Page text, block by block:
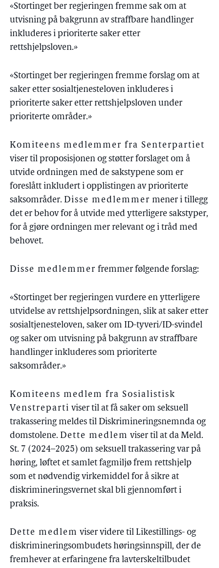
«Stortinget ber regjeringen fremme sak om at
utvisning på bakgrunn av straffbare handlinger
inkluderes i prioriterte saker etter
rettshjelpsloven.»
«Stortinget ber regjeringen fremme forslag om at
saker etter sosialtjenesteloven inkluderes i
prioriterte saker etter rettshjelpsloven under
prioriterte områder.»
Komiteens medlemmer fra Senterpartiet
viser til proposisjonen og støtter forslaget om å
utvide ordningen med de sakstypene som er
foreslått inkludert i opplistingen av prioriterte
saksområder. Disse medlemmer mener i tillegg
det er behov for å utvide med ytterligere sakstyper,
for å gjøre ordningen mer relevant og i tråd med
behovet.
Disse medlemmer fremmer følgende forslag:
«Stortinget ber regjeringen vurdere en ytterligere
utvidelse av rettshjelpsordningen, slik at saker etter
sosialtjenesteloven, saker om ID-tyveri/ID-svindel
og saker om utvisning på bakgrunn av straffbare
handlinger inkluderes som prioriterte
saksområder.»
Komiteens medlem fra Sosialistisk
Venstreparti viser til at få saker om seksuell
trakassering meldes til Diskrimineringsnemnda og
domstolene. Dette medlem viser til at da Meld.
St. 7 (2024–2025) om seksuell trakassering var på
høring, løftet et samlet fagmiljø frem rettshjelp
som et nødvendig virkemiddel for å sikre at
diskrimineringsvernet skal bli gjennomført i
praksis.
Dette medlem viser videre til Likestillings- og
diskrimineringsombudets høringsinnspill, der de
fremhever at erfaringene fra lavterskeltilbudet